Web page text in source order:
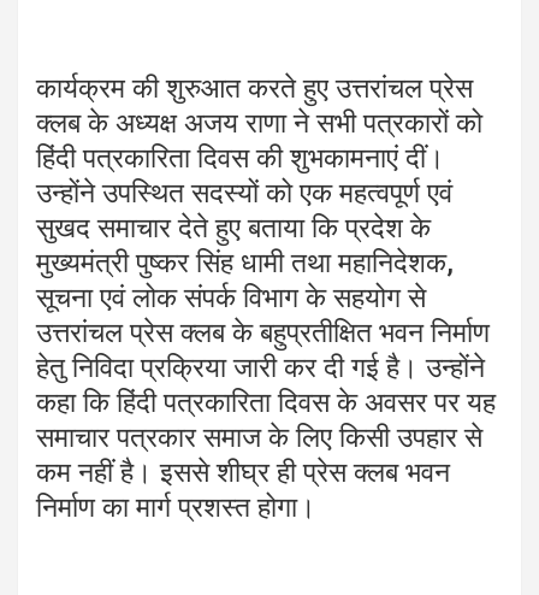
कार्यक्रम की शुरुआत करते हुए उत्तरांचल प्रेस
क्लब के अध्यक्ष अजय राणा ने सभी पत्रकारों को
हिंदी पत्रकारिता दिवस की शुभकामनाएं दीं।
उन्होंने उपस्थित सदस्यों को एक महत्वपूर्ण एवं
सुखद समाचार देते हुए बताया कि प्रदेश के
मुख्यमंत्री पुष्कर सिंह धामी तथा महानिदेशक,
सूचना एवं लोक संपर्क विभाग के सहयोग से
उत्तरांचल प्रेस क्लब के बहुप्रतीक्षित भवन निर्माण
हेतु निविदा प्रक्रिया जारी कर दी गई है। उन्होंने
कहा कि हिंदी पत्रकारिता दिवस के अवसर पर यह
समाचार पत्रकार समाज के लिए किसी उपहार से
कम नहीं है। इससे शीघ्र ही प्रेस क्लब भवन
निर्माण का मार्ग प्रशस्त होगा।